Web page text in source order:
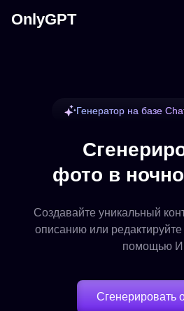
OnlyGPT
Генератор на базе
фото в
Создавайте уникальный
описанию или
помощью
Сгенерировать